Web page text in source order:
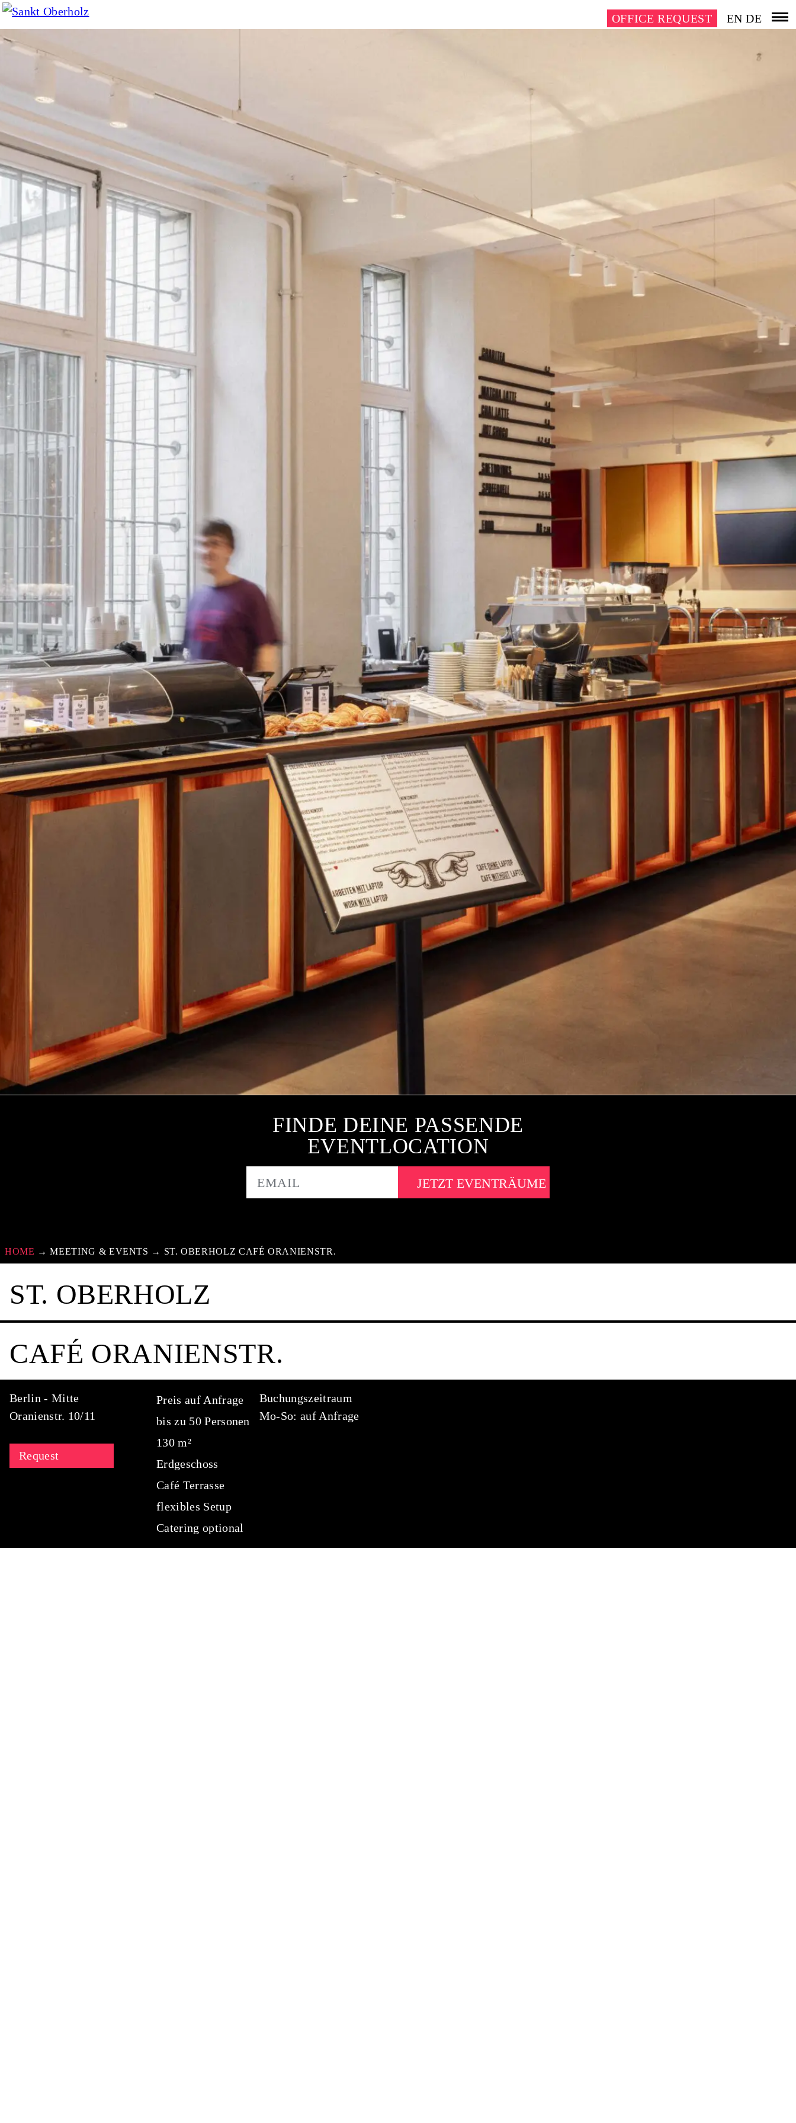
OFFICE REQUEST EN DE
FINDE DEINE PASSENDE
EVENTLOCATION
EMAIL
HOME →MEETING & EVENTS → ST. OBERHOLZ CAFÉ ORANIENSTR.
ST. OBERHOLZ
CAFÉ ORANIENSTR.
Berlin - Mitte
Oranienstr. 10/11
Request
Preis auf Anfrage
bis zu 50 Personen
130 m²
Erdgeschoss
Café Terrasse
flexibles Setup
Catering optional
Buchungszeitraum
Mo-So: auf Anfrage